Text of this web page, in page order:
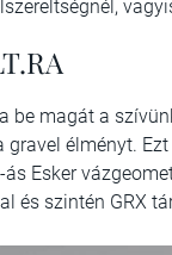
be magát a
élményt.
Esker
és szintén GRX